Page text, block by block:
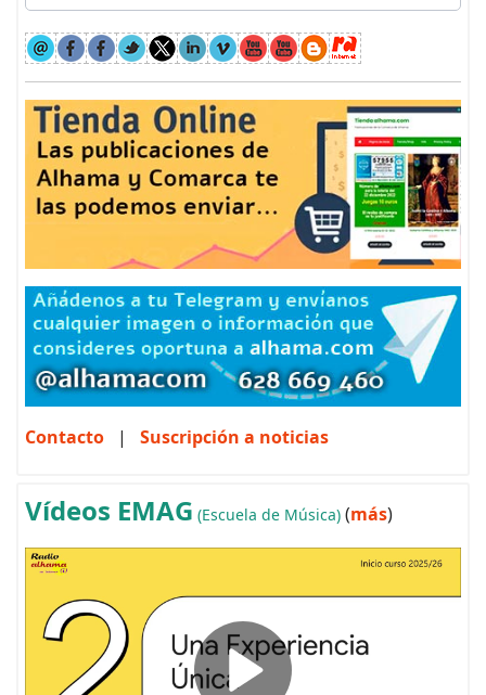
Contacto | Suscripción a noticias
Vídeos EMAG (Escuela de Música) (más)